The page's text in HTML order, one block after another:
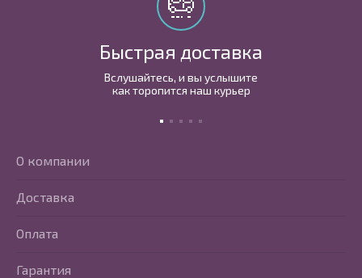
Быстрая доставка
Вслушайтесь, и вы услышите
как торопится наш курьер
О компании
Доставка
Оплата
Гарантия